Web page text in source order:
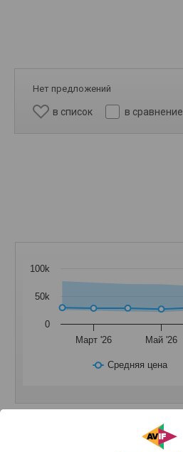
Нет предложений
в список в сравнение
Средняя цена
Март '26 Май '26
0
50k
100k